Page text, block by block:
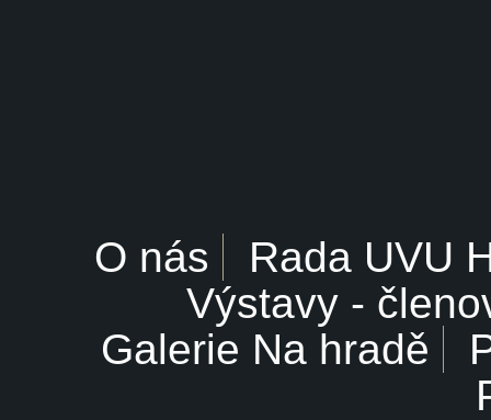
O nás
Rada UVU
Výstavy -
Galerie Na hradě